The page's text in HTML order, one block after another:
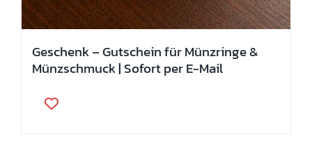
Geschenk – Gutschein für Münzringe &
Münzschmuck | Sofort per E-Mail
Produkt